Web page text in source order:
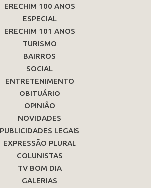
ERECHIM 100 ANOS
ESPECIAL
ERECHIM 101 ANOS
TURISMO
BAIRROS
SOCIAL
ENTRETENIMENTO
OBITUÁRIO
OPINIÃO
NOVIDADES
PUBLICIDADES LEGAIS
EXPRESSÃO PLURAL
COLUNISTAS
TV BOM DIA
GALERIAS